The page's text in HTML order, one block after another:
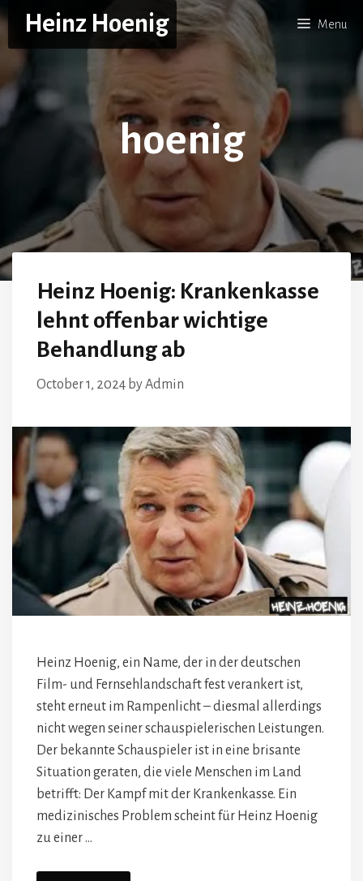
content
Heinz Hoenig Menu
hoenig
Heinz Hoenig: Krankenkasse
lehnt offenbar wichtige
Behandlung ab
October 1, 2024 byAdmin
Heinz Hoenig, ein Name, der in der deutschen
Film- und Fernsehlandschaft fest verankert ist,
steht erneut im Rampenlicht – diesmal allerdings
nicht wegen seiner schauspielerischen Leistungen.
Der bekannte Schauspieler ist in eine brisante
Situation geraten, die viele Menschen im Land
betrifft: Der Kampf mit der Krankenkasse. Ein
medizinisches Problem scheint für Heinz Hoenig
zu einer …